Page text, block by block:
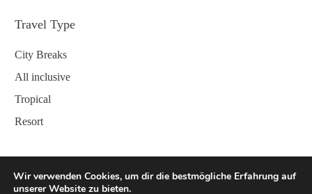
Travel Type
City Breaks
All inclusive
Tropical
Resort
Contact
Wir verwenden Cookies, um dir die bestmögliche Erfahrung auf
unserer Website zu bieten.